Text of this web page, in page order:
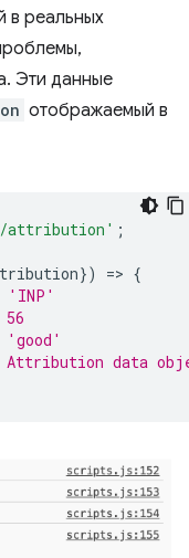
в реальных
Эти данные
отображаемый в
attribution' ;
}) => {
data